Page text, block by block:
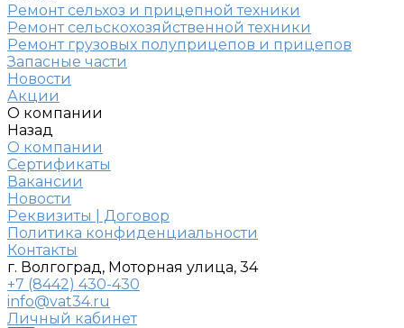
Ремонт сельхоз и прицепной техники
Ремонт сельскохозяйственной техники
Ремонт грузовых полуприцепов и прицепов
Запасные части
Новости
Акции
О компании
Назад
О компании
Сертификаты
Вакансии
Новости
Реквизиты | Договор
Политика конфиденциальности
Контакты
г. Волгоград, Моторная улица, 34
+7 (8442) 430-430
info@vat34.ru
Личный кабинет